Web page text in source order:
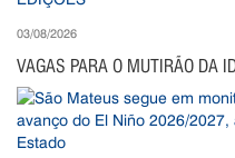
03/08/2026
VAGAS PARA O MUTIRÃO DA